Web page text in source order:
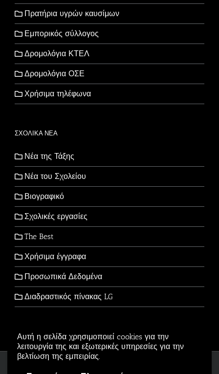
Αυτή η σελίδα χρησιμοποιεί cookies για την
λειτουργία της και εξωτερικές υπηρεσίες για την
βελτίωση της εμπειρίας.
Πρατήρια υγρών καυσίμων
Εμπορικός σύλλογος
Δρομολόγια ΚΤΕΛ
Δρομολόγια ΟΣΕ
Χρήσιμα τηλέφωνα
ΣΧΟΛΙΚΑ ΝΕΑ
Νέα της Τάξης
Νέα του Σχολείου
Βιογραφικό
Σχολικές εργασίες
The Best
Χρήσιμα έγγραφα
Προσωπικά Δεδομένα
Διαδραστικός πίνακας LG